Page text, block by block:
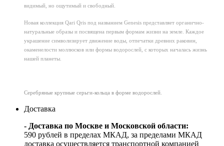
видимый, но ощутимый и свободный.
Новая коллекция Qari Qris под названием Genesis представляет органично-
натуральные образы и посвящена первым формам жизни на земле. Каждое
украшение символизирует движение воды, отпечатки древних раковин,
окаменелости моллюсков или формы водорослей, с которых началась жизнь
нашей планеты.
Серебряные крупные серьги-кольца в форме водорослей.
Доставка
- Доставка по Москве и Московской области:
590 рублей в пределах МКАД, за пределами МКАД
доставка осуществляется транспортной компанией